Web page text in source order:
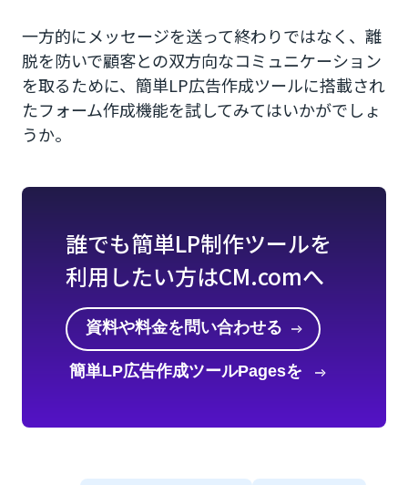
一方的にメッセージを送って終わりではなく、離
脱を防いで顧客との双方向なコミュニケーション
を取るために、簡単LP広告作成ツールに搭載され
たフォーム作成機能を試してみてはいかがでしょ
うか。
誰でも簡単LP制作ツールを
利用したい方はCM.comへ
資料や料金を問い合わせる
簡単LP広告作成ツールPagesを